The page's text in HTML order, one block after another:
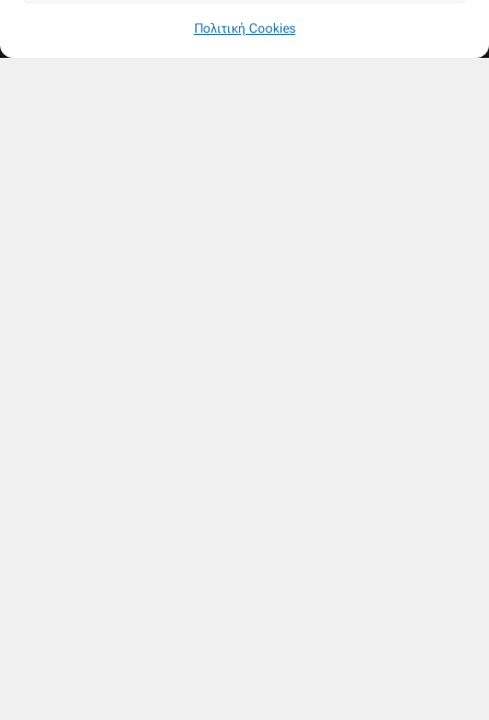
Πολιτική Cookies